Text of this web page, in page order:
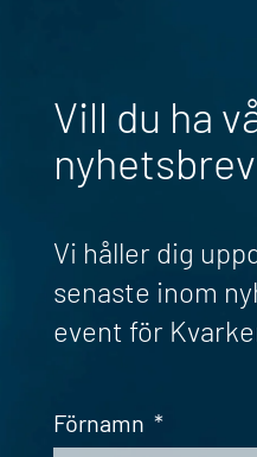
Vill du ha
Vi håller dig
senaste inom
event för
Förnamn *